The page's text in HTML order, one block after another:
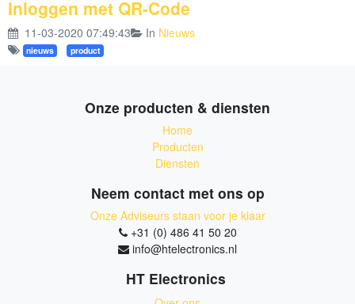
Inloggen met QR-Code
11-03-2020 07:49:43 In Nieuws
nieuws product
Onze producten & diensten
Home
Producten
Diensten
Neem contact met ons op
Onze Adviseurs staan voor je klaar
+31 (0) 486 41 50 20
info@htelectronics.nl
HT Electronics